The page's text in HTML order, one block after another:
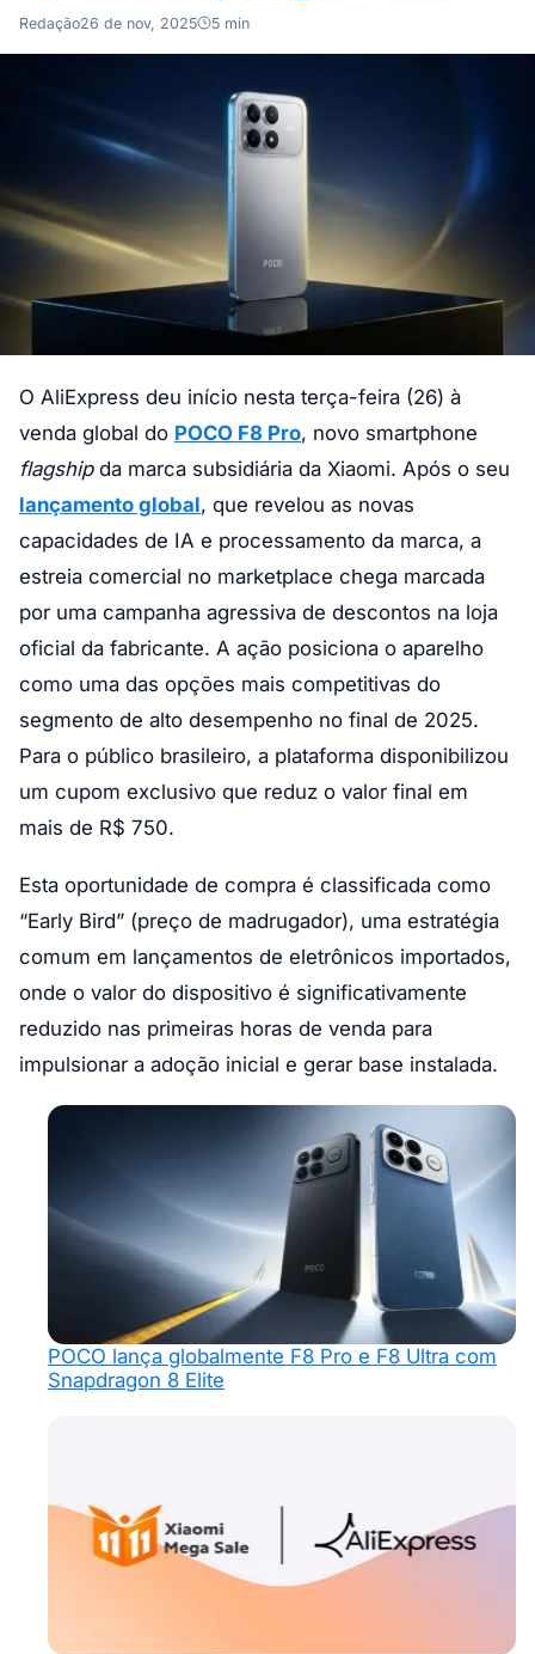
Redação26 de nov, 2025 5 min
O AliExpress deu início nesta terça-feira (26) à
venda global do POCO F8 Pro, novo smartphone
flagshipda marca subsidiária da Xiaomi. Após o seu
lançamento global, que revelou as novas
capacidades de IA e processamento da marca, a
estreia comercial no marketplace chega marcada
por uma campanha agressiva de descontos na loja
oficial da fabricante. A ação posiciona o aparelho
como uma das opções mais competitivas do
segmento de alto desempenho no final de 2025.
Para o público brasileiro, a plataforma disponibilizou
um cupom exclusivo que reduz o valor final em
mais de R$ 750.
Esta oportunidade de compra é classificada como
“Early Bird” (preço de madrugador), uma estratégia
comum em lançamentos de eletrônicos importados,
onde o valor do dispositivo é significativamente
reduzido nas primeiras horas de venda para
impulsionar a adoção inicial e gerar base instalada.
POCO lança globalmente F8 Pro e F8 Ultra com
Snapdragon 8 Elite